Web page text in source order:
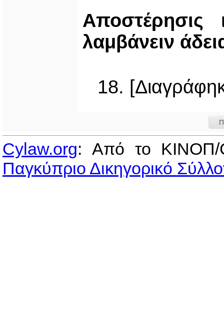
Αποστέρησις
λαμβάνειν
18.
Cylaw.org: Από το
Παγκύπριο Δικηγορικό